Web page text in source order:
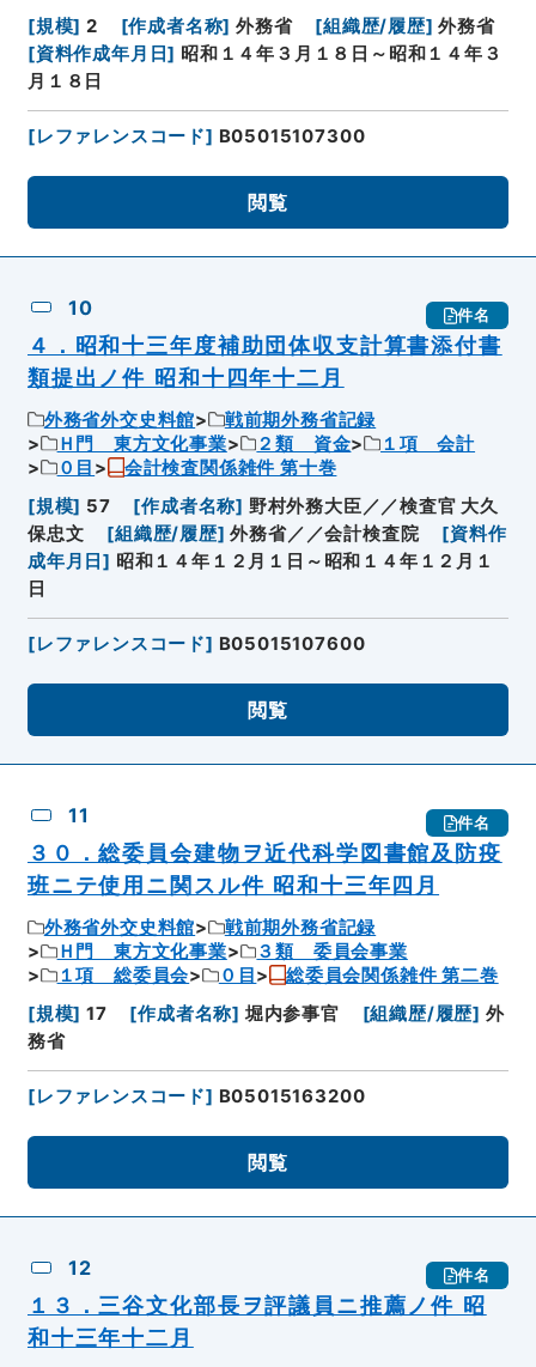
[規模] 2 [作成者名称] 外務省 [組織歴/履歴] 外務省
[資料作成年月日] 昭和１４年３月１８日～昭和１４年３
月１８日
[レファレンスコード] B05015107300
閲覧
10 件名
４．昭和十三年度補助団体収支計算書添付書
類提出ノ件 昭和十四年十二月
外務省外交史料館
戦前期外務省記録
Ｈ門 東方文化事業
２類 資金
１項 会計
０目
会計検査関係雑件 第十巻
[規模] 57 [作成者名称] 野村外務大臣／／検査官 大久
保忠文
[組織歴/履歴] 外務省／／会計検査院 [資料作
成年月日] 昭和１４年１２月１日～昭和１４年１２月１
日
[レファレンスコード] B05015107600
閲覧
11 件名
３０．総委員会建物ヲ近代科学図書館及防疫
班ニテ使用ニ関スル件 昭和十三年四月
外務省外交史料館
戦前期外務省記録
Ｈ門 東方文化事業
３類 委員会事業
１項 総委員会
０目
総委員会関係雑件 第二巻
[規模] 17 [作成者名称] 堀内参事官 [組織歴/履歴] 外
務省
[レファレンスコード] B05015163200
閲覧
12 件名
１３．三谷文化部長ヲ評議員ニ推薦ノ件 昭
和十三年十二月